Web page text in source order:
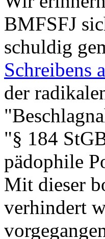
BMFSFJ
schuldig
Schreibens
der
"§ 184
pädophile
Mit dieser
verhindert